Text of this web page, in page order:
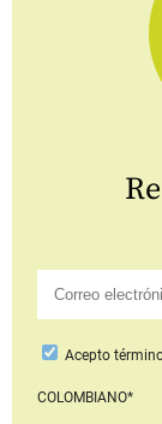
Acepto
COLOMBIANO*